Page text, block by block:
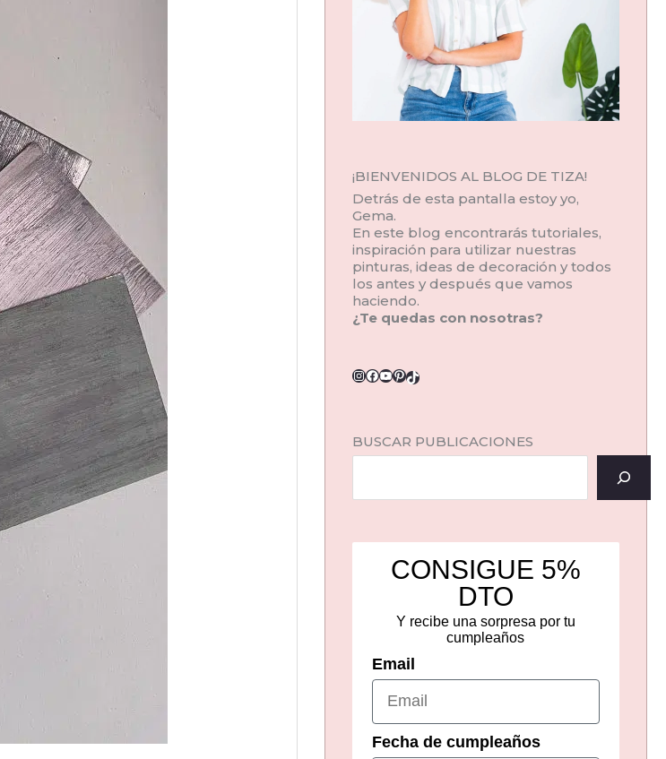
¡BIENVENIDOS AL BLOG DE TIZA!
Detrás de esta pantalla estoy yo,
Gema.
En este blog encontrarás tutoriales,
inspiración para utilizar nuestras
pinturas, ideas de decoración y todos
los antes y después que vamos
haciendo.
¿Te quedas con nosotras?
BUSCAR PUBLICACIONES
CONSIGUE 5%
DTO
Y recibe una sorpresa por tu
cumpleaños
Email
Fecha de cumpleaños